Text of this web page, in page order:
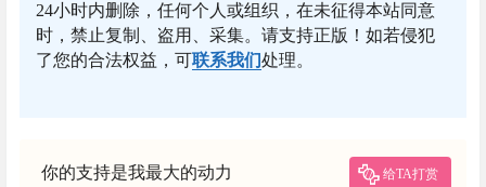
24小时内删除，任何个人或组织，在未征得本站同意
时，禁止复制、盗用、采集。请支持正版！如若侵犯
了您的合法权益，可联系我们处理。
你的支持是我最大的动力 给TA打赏